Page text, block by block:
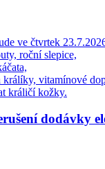
ve čtvrtek
roční slepice,
králíky, vitamínové
králičí kožky.
dodávky